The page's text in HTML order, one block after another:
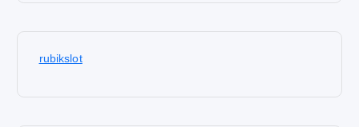
rubikslot